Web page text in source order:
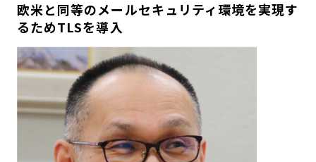
欧米と同等のメールセキュリティ環境を実現す
るためTLSを導入